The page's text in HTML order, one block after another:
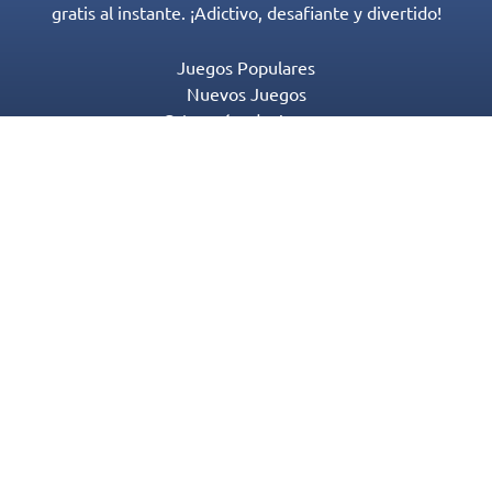
gratis al instante. ¡Adictivo, desafiante y divertido!
Juegos Populares
Nuevos Juegos
Categorías de Juegos